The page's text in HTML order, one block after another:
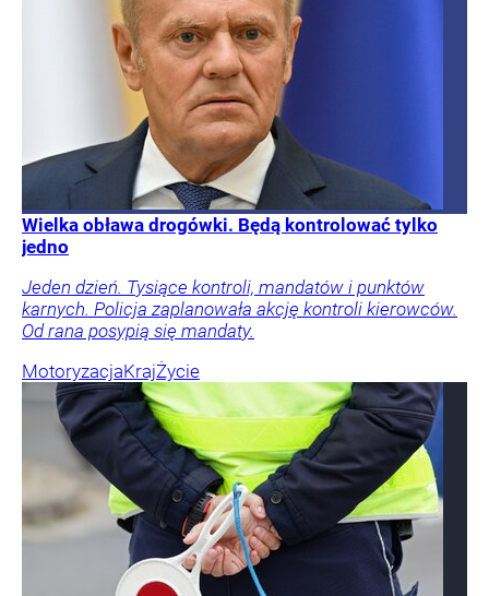
Wielka obława drogówki. Będą kontrolować tylko
jedno
Jeden dzień. Tysiące kontroli, mandatów i punktów
karnych. Policja zaplanowała akcję kontroli kierowców.
Od rana posypią się mandaty.
MotoryzacjaKrajŻycie